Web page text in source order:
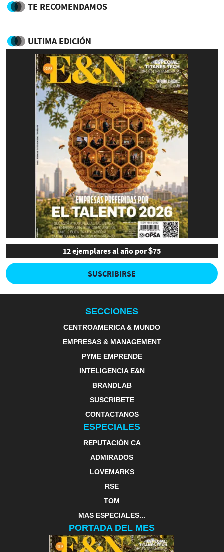
TE RECOMENDAMOS
ULTIMA EDICIÓN
12 ejemplares al año por $75
SUSCRIBIRSE
SECCIONES
CENTROAMERICA & MUNDO
EMPRESAS & MANAGEMENT
PYME EMPRENDE
INTELIGENCIA E&N
BRANDLAB
SUSCRIBETE
CONTACTANOS
ESPECIALES
REPUTACIÓN CA
ADMIRADOS
LOVEMARKS
RSE
TOM
MAS ESPECIALES...
PORTADA DEL MES